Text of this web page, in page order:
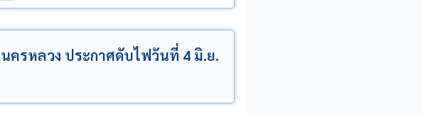
ครหลวง ประกาศดับไฟวันที่ 4 มิ.ย.